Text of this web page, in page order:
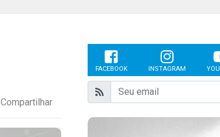
Compartilhar
FACEBOOK INSTAGRAM